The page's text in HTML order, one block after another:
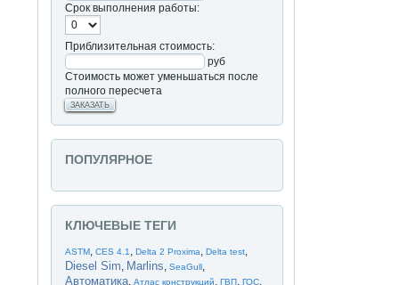
Срок выполнения работы:
Приблизительная стоимость:
руб
Стоимость может уменьшаться после
полного пересчета
ЗАКАЗАТЬ
ПОПУЛЯРНОЕ
КЛЮЧЕВЫЕ ТЕГИ
ASTM,CES 4.1 ,Delta 2 Proxima,Delta test,
Diesel Sim, Marlins,SeaGull,
Автоматика,Атлас конструкций,ГВП,ГОС,